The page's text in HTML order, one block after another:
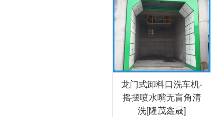
龙门式卸料口洗车机-
摇摆喷水嘴无盲角清
洗[隆茂鑫晟]